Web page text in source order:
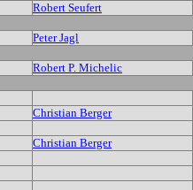
Robert Seufert
Peter Jagl
Robert P. Michelic
Christian Berger
Christian Berger